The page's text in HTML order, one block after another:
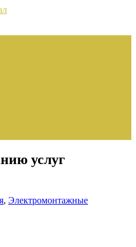
услуг
, Электромонтажные